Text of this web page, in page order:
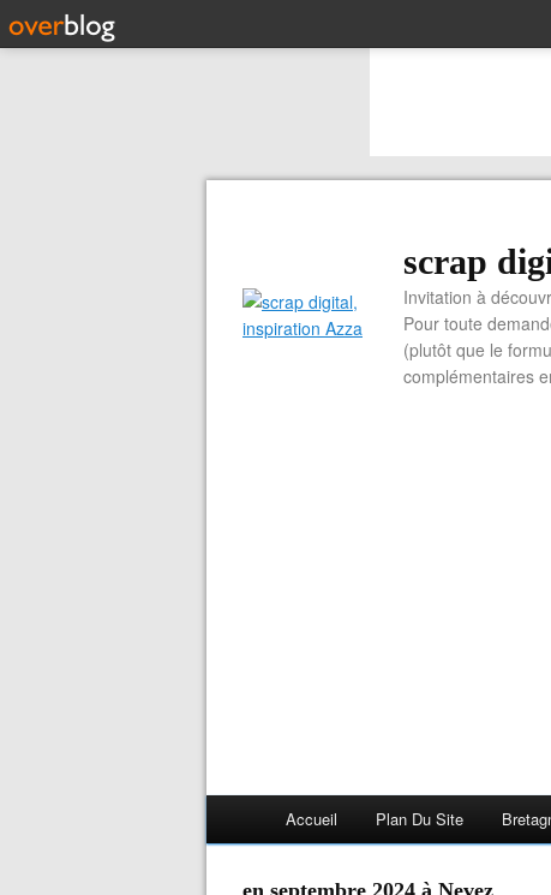
scrap
Invitation à
Pour toute
(plutôt que le
complémentaires
Accueil Plan Du Site
en septembre 2024 à Nevez